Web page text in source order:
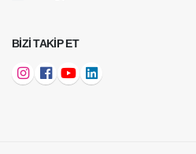
BIZI TAKIP ET